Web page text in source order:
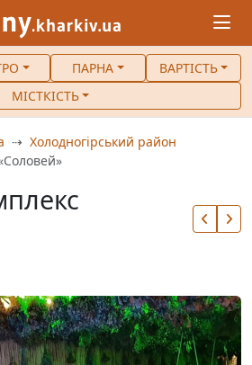
ПАРНА
ВАРТІСТЬ
МІСТКІСТЬ
Холодногірський район